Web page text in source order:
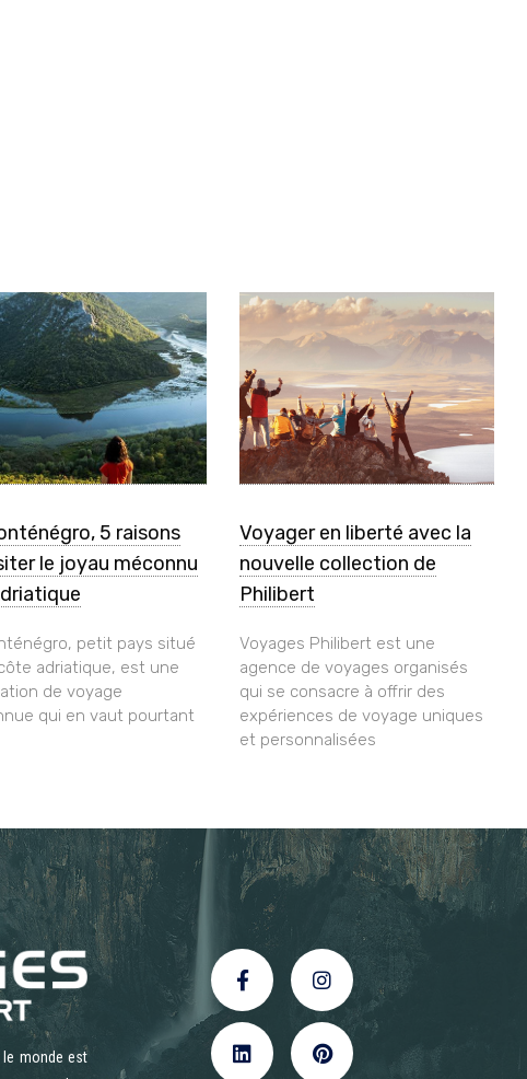
5 raisons
le joyau méconnu
petit pays situé
adriatique, est une
de voyage
qui en vaut pourtant
Voyager en liberté avec la
nouvelle collection de
Philibert
Voyages Philibert est une
agence de voyages organisés
qui se consacre à offrir des
expériences de voyage uniques
et personnalisées
le monde est